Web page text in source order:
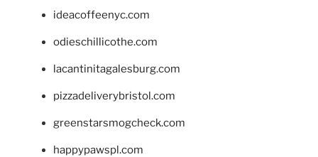
ideacoffeenyc.com
odieschillicothe.com
lacantinitagalesburg.com
pizzadeliverybristol.com
greenstarsmogcheck.com
happypawspl.com